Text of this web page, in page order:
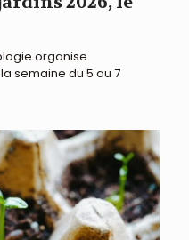
organise
semaine du 5 au 7